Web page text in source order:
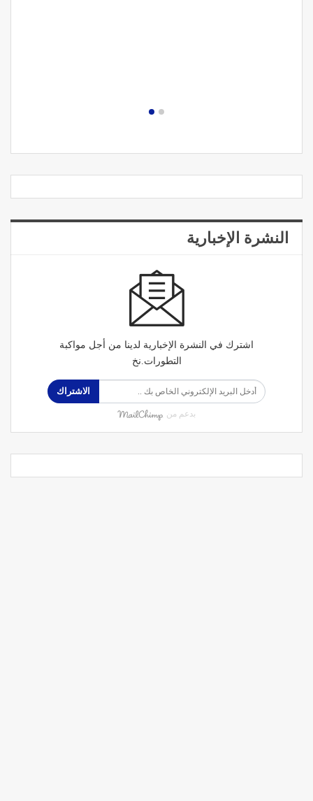
النشرة الإخبارية
اشترك في النشرة الإخبارية لدينا من أجل مواكبة
التطورات.نخ
الاشتراك
بدعم من